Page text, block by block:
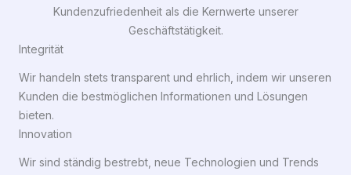
Kundenzufriedenheit als die Kernwerte unserer
Geschäftstätigkeit.
Integrität
Wir handeln stets transparent und ehrlich, indem wir unseren
Kunden die bestmöglichen Informationen und Lösungen
bieten.
Innovation
Wir sind ständig bestrebt, neue Technologien und Trends